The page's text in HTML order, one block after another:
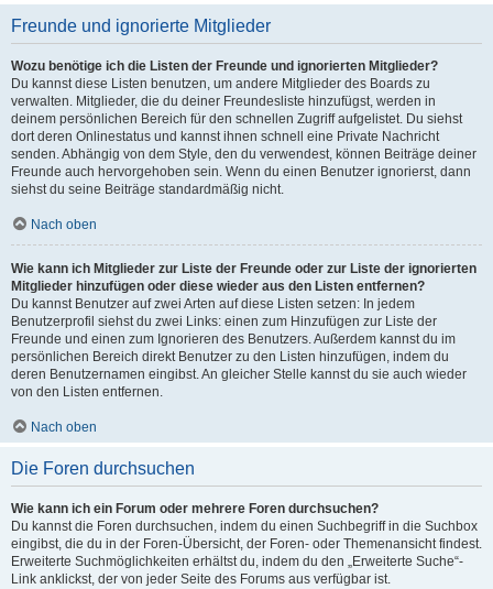
Freunde und ignorierte Mitglieder
Wozu benötige ich die Listen der Freunde und ignorierten Mitglieder?
Du kannst diese Listen benutzen, um andere Mitglieder des Boards zu
verwalten. Mitglieder, die du deiner Freundesliste hinzufügst, werden in
deinem persönlichen Bereich für den schnellen Zugriff aufgelistet. Du siehst
dort deren Onlinestatus und kannst ihnen schnell eine Private Nachricht
senden. Abhängig von dem Style, den du verwendest, können Beiträge deiner
Freunde auch hervorgehoben sein. Wenn du einen Benutzer ignorierst, dann
siehst du seine Beiträge standardmäßig nicht.
Nach oben
Wie kann ich Mitglieder zur Liste der Freunde oder zur Liste der ignorierten
Mitglieder hinzufügen oder diese wieder aus den Listen entfernen?
Du kannst Benutzer auf zwei Arten auf diese Listen setzen: In jedem
Benutzerprofil siehst du zwei Links: einen zum Hinzufügen zur Liste der
Freunde und einen zum Ignorieren des Benutzers. Außerdem kannst du im
persönlichen Bereich direkt Benutzer zu den Listen hinzufügen, indem du
deren Benutzernamen eingibst. An gleicher Stelle kannst du sie auch wieder
von den Listen entfernen.
Nach oben
Die Foren durchsuchen
Wie kann ich ein Forum oder mehrere Foren durchsuchen?
Du kannst die Foren durchsuchen, indem du einen Suchbegriff in die Suchbox
eingibst, die du in der Foren-Übersicht, der Foren- oder Themenansicht findest.
Erweiterte Suchmöglichkeiten erhältst du, indem du den „Erweiterte Suche“-
Link anklickst, der von jeder Seite des Forums aus verfügbar ist.